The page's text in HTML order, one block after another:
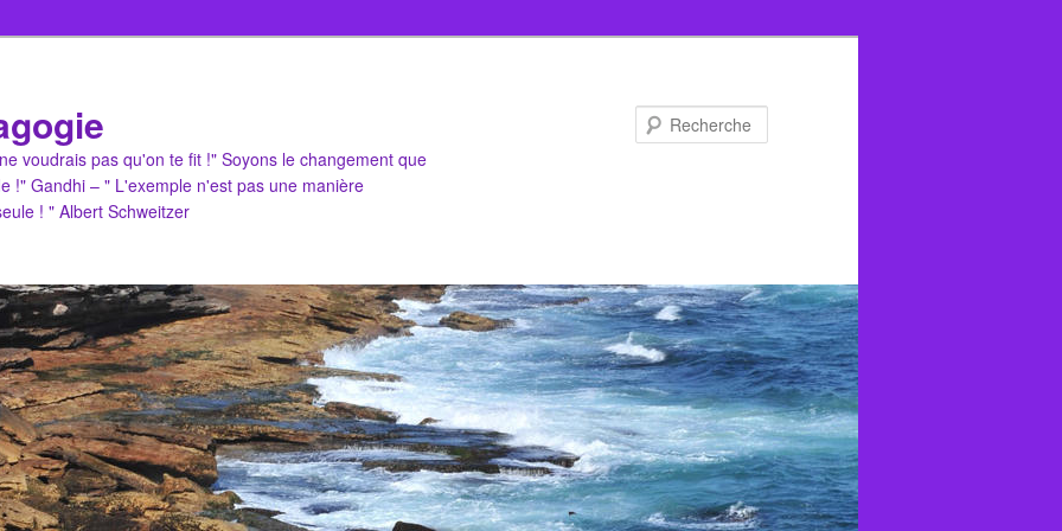
voudrais pas qu'on te fit !" Soyons le changement que
!" Gandhi – " L'exemple n'est pas une manière
! " Albert Schweitzer